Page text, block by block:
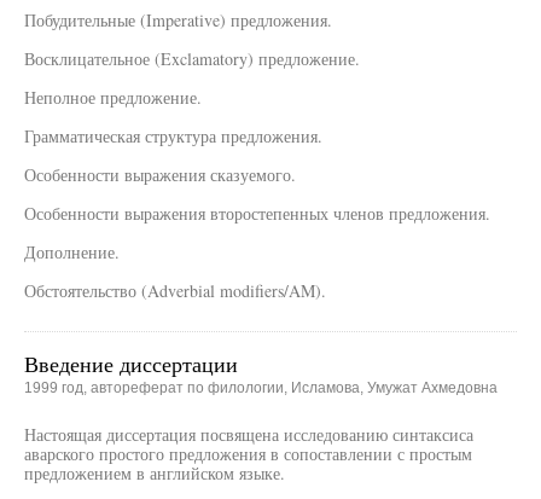
Побудительные (Imperative) предложения.
Восклицательное (Exclamatory) предложение.
Неполное предложение.
Грамматическая структура предложения.
Особенности выражения сказуемого.
Особенности выражения второстепенных членов предложения.
Дополнение.
Обстоятельство (Adverbial modifiers/AM).
Введение диссертации
1999 год, автореферат по филологии, Исламова, Умужат Ахмедовна
Настоящая диссертация посвящена исследованию синтаксиса
аварского простого предложения в сопоставлении с простым
предложением в английском языке.